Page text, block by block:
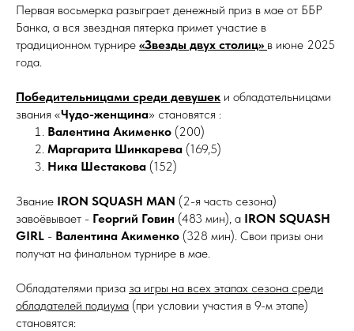
Первая восьмерка разыграет денежный приз в мае от ББР
Банка, а вся звездная пятерка примет участие в
традиционном турнире «Звезды двух столиц» в июне 2025
года.
Победительницами среди девушек и обладательницами
звания «Чудо-женщина» становятся :
Валентина Акименко (200)
Маргарита Шинкарева (169,5)
Ника Шестакова (152)
Звание IRON SQUASH MAN (2-я часть сезона)
завоёвывает - Георгий Говин (483 мин), а IRON SQUASH
GIRL - Валентина Акименко (328 мин). Свои призы они
получат на финальном турнире в мае.
Обладателями приза за игры на всех этапах сезона среди
обладателей подиума (при условии участия в 9-м этапе)
становятся: